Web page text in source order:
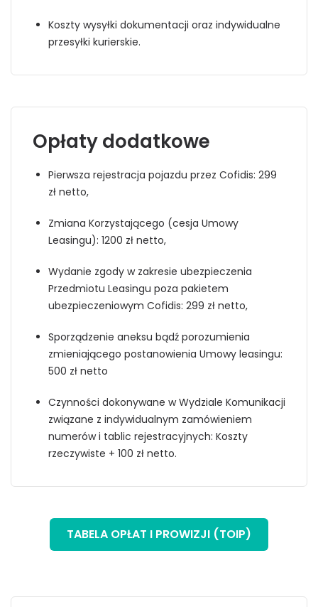
Koszty wysyłki dokumentacji oraz indywidualne
przesyłki kurierskie.
Opłaty dodatkowe
Pierwsza rejestracja pojazdu przez Cofidis: 299
zł netto,
Zmiana Korzystającego (cesja Umowy
Leasingu): 1200 zł netto,
Wydanie zgody w zakresie ubezpieczenia
Przedmiotu Leasingu poza pakietem
ubezpieczeniowym Cofidis: 299 zł netto,
Sporządzenie aneksu bądź porozumienia
zmieniającego postanowienia Umowy leasingu:
500 zł netto
Czynności dokonywane w Wydziale Komunikacji
związane z indywidualnym zamówieniem
numerów i tablic rejestracyjnych: Koszty
rzeczywiste + 100 zł netto.
TABELA OPŁAT I PROWIZJI (TOIP)